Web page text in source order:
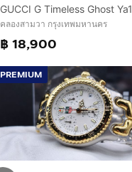
คลองสามวา กรุงเทพมหานคร
฿ 18,900
PREMIUM